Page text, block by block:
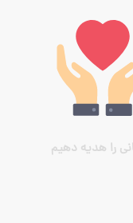
را هدیه دهیم